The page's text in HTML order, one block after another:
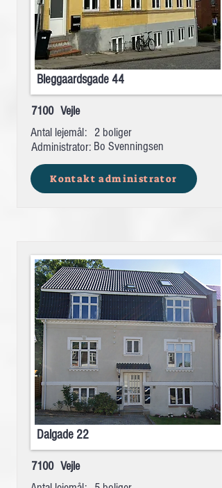
Bleggaardsgade 44
7100 Vejle
Antal lejemål:
Administrator:
2 boliger
Bo Svenningsen
Kontakt administrator
Dalgade 22
7100 Vejle